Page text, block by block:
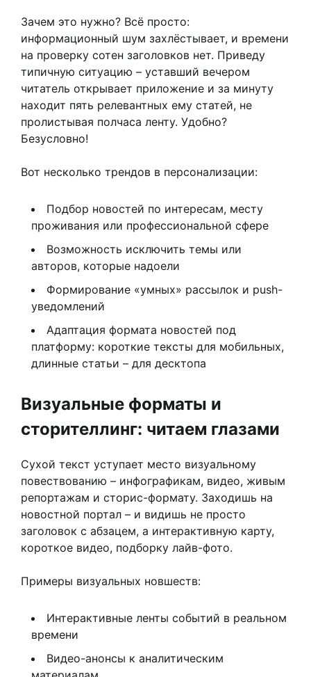
Зачем это нужно? Всё просто:
информационный шум захлёстывает, и времени
на проверку сотен заголовков нет. Приведу
типичную ситуацию – уставший вечером
читатель открывает приложение и за минуту
находит пять релевантных ему статей, не
пролистывая полчаса ленту. Удобно?
Безусловно!
Вот несколько трендов в персонализации:
Подбор новостей по интересам, месту
проживания или профессиональной сфере
Возможность исключить темы или
авторов, которые надоели
Формирование «умных» рассылок и push-
уведомлений
Адаптация формата новостей под
платформу: короткие тексты для мобильных,
длинные статьи – для десктопа
Визуальные форматы и
сторителлинг: читаем глазами
Сухой текст уступает место визуальному
повествованию – инфографикам, видео, живым
репортажам и сторис-формату. Заходишь на
новостной портал – и видишь не просто
заголовок с абзацем, а интерактивную карту,
короткое видео, подборку лайв-фото.
Примеры визуальных новшеств:
Интерактивные ленты событий в реальном
времени
Видео-анонсы к аналитическим